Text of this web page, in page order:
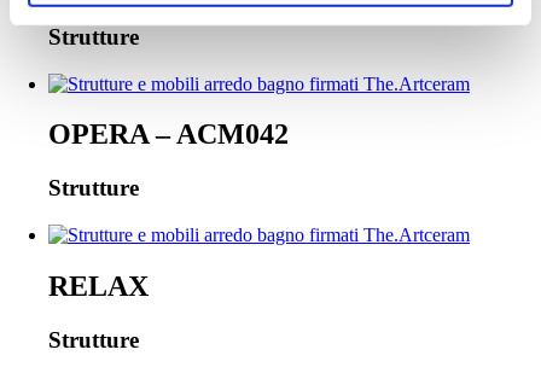
Strutture
OPERA – ACM042
Strutture
RELAX
Strutture